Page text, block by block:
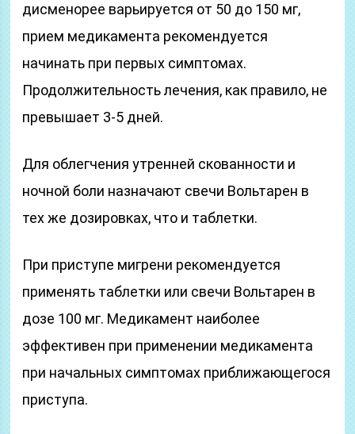
дисменорее варьируется от 50 до 150 мг,
прием медикамента рекомендуется
начинать при первых симптомах.
Продолжительность лечения, как правило, не
превышает 3-5 дней.
Для облегчения утренней скованности и
ночной боли назначают свечи Вольтарен в
тех же дозировках, что и таблетки.
При приступе мигрени рекомендуется
применять таблетки или свечи Вольтарен в
дозе 100 мг. Медикамент наиболее
эффективен при применении медикамента
при начальных симптомах приближающегося
приступа.